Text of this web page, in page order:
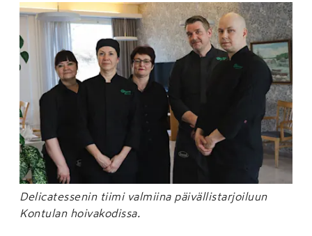
Delicatessenin tiimi valmiina päivällistarjoiluun
Kontulan hoivakodissa.